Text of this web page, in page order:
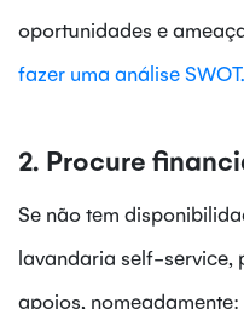
oportunidades e
fazer uma análise SWOT.
2. Procure
Se não tem
lavandaria self-service,
apoios, nomeadamente: